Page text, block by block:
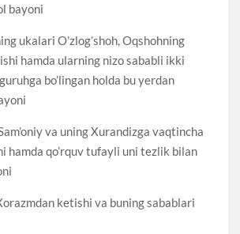
bayoni
ukalari O’zlog’shoh, Oqshohning
hamda ularning nizo sababli ikki
bo’lingan holda bu yerdan
va uning Xurandizga vaqtincha
hamda qo’rquv tufayli uni tezlik bilan
ketishi va buning sabablari